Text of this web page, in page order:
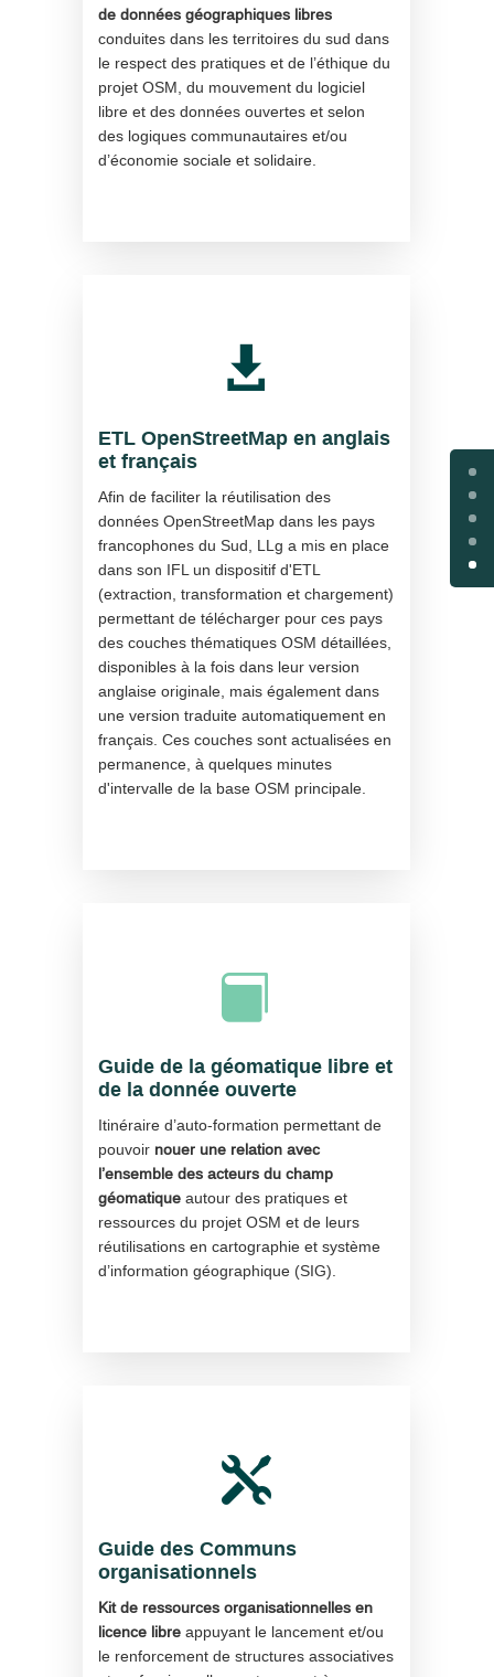
de données géographiques libres
conduites dans les territoires du sud dans
le respect des pratiques et de l’éthique du
projet OSM, du mouvement du logiciel
libre et des données ouvertes et selon
des logiques communautaires et/ou
d’économie sociale et solidaire.

ETL OpenStreetMap en anglais
et français
Afin de faciliter la réutilisation des
données OpenStreetMap dans les pays
francophones du Sud, LLg a mis en place
dans son IFL un dispositif d'ETL
(extraction, transformation et chargement)
permettant de télécharger pour ces pays
des couches thématiques OSM détaillées,
disponibles à la fois dans leur version
anglaise originale, mais également dans
une version traduite automatiquement en
français. Ces couches sont actualisées en
permanence, à quelques minutes
d'intervalle de la base OSM principale.

Guide de la géomatique libre et
de la donnée ouverte
Itinéraire d’auto-formation permettant de
pouvoir nouer une relation avec
l’ensemble des acteurs du champ
géomatique autour des pratiques et
ressources du projet OSM et de leurs
réutilisations en cartographie et système
d’information géographique (SIG).

Guide des Communs
organisationnels
Kit de ressources organisationnelles en
licence libre appuyant le lancement et/ou
le renforcement de structures associatives